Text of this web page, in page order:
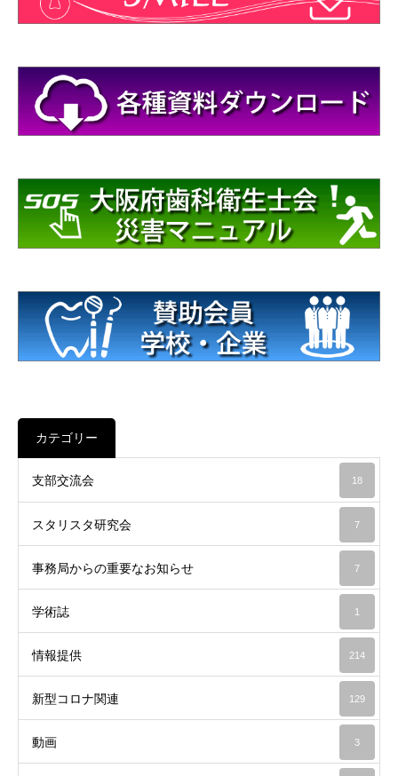
カテゴリー
支部交流会 18
スタリスタ研究会 7
事務局からの重要なお知らせ 7
学術誌 1
情報提供 214
新型コロナ関連 129
動画 3